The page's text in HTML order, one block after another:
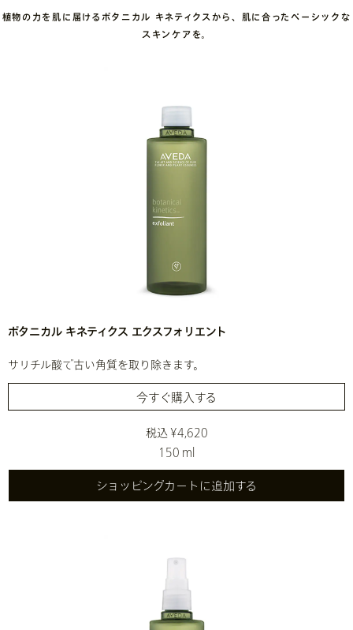
植物の力を肌に届けるボタニカル キネティクスから、肌に合ったベーシックな
スキンケアを。
ボタニカル キネティクス エクスフォリエント
サリチル酸で古い角質を取り除きます。
今すぐ購入する
税込 ¥4,620
150 ml
ショッピングカートに追加する